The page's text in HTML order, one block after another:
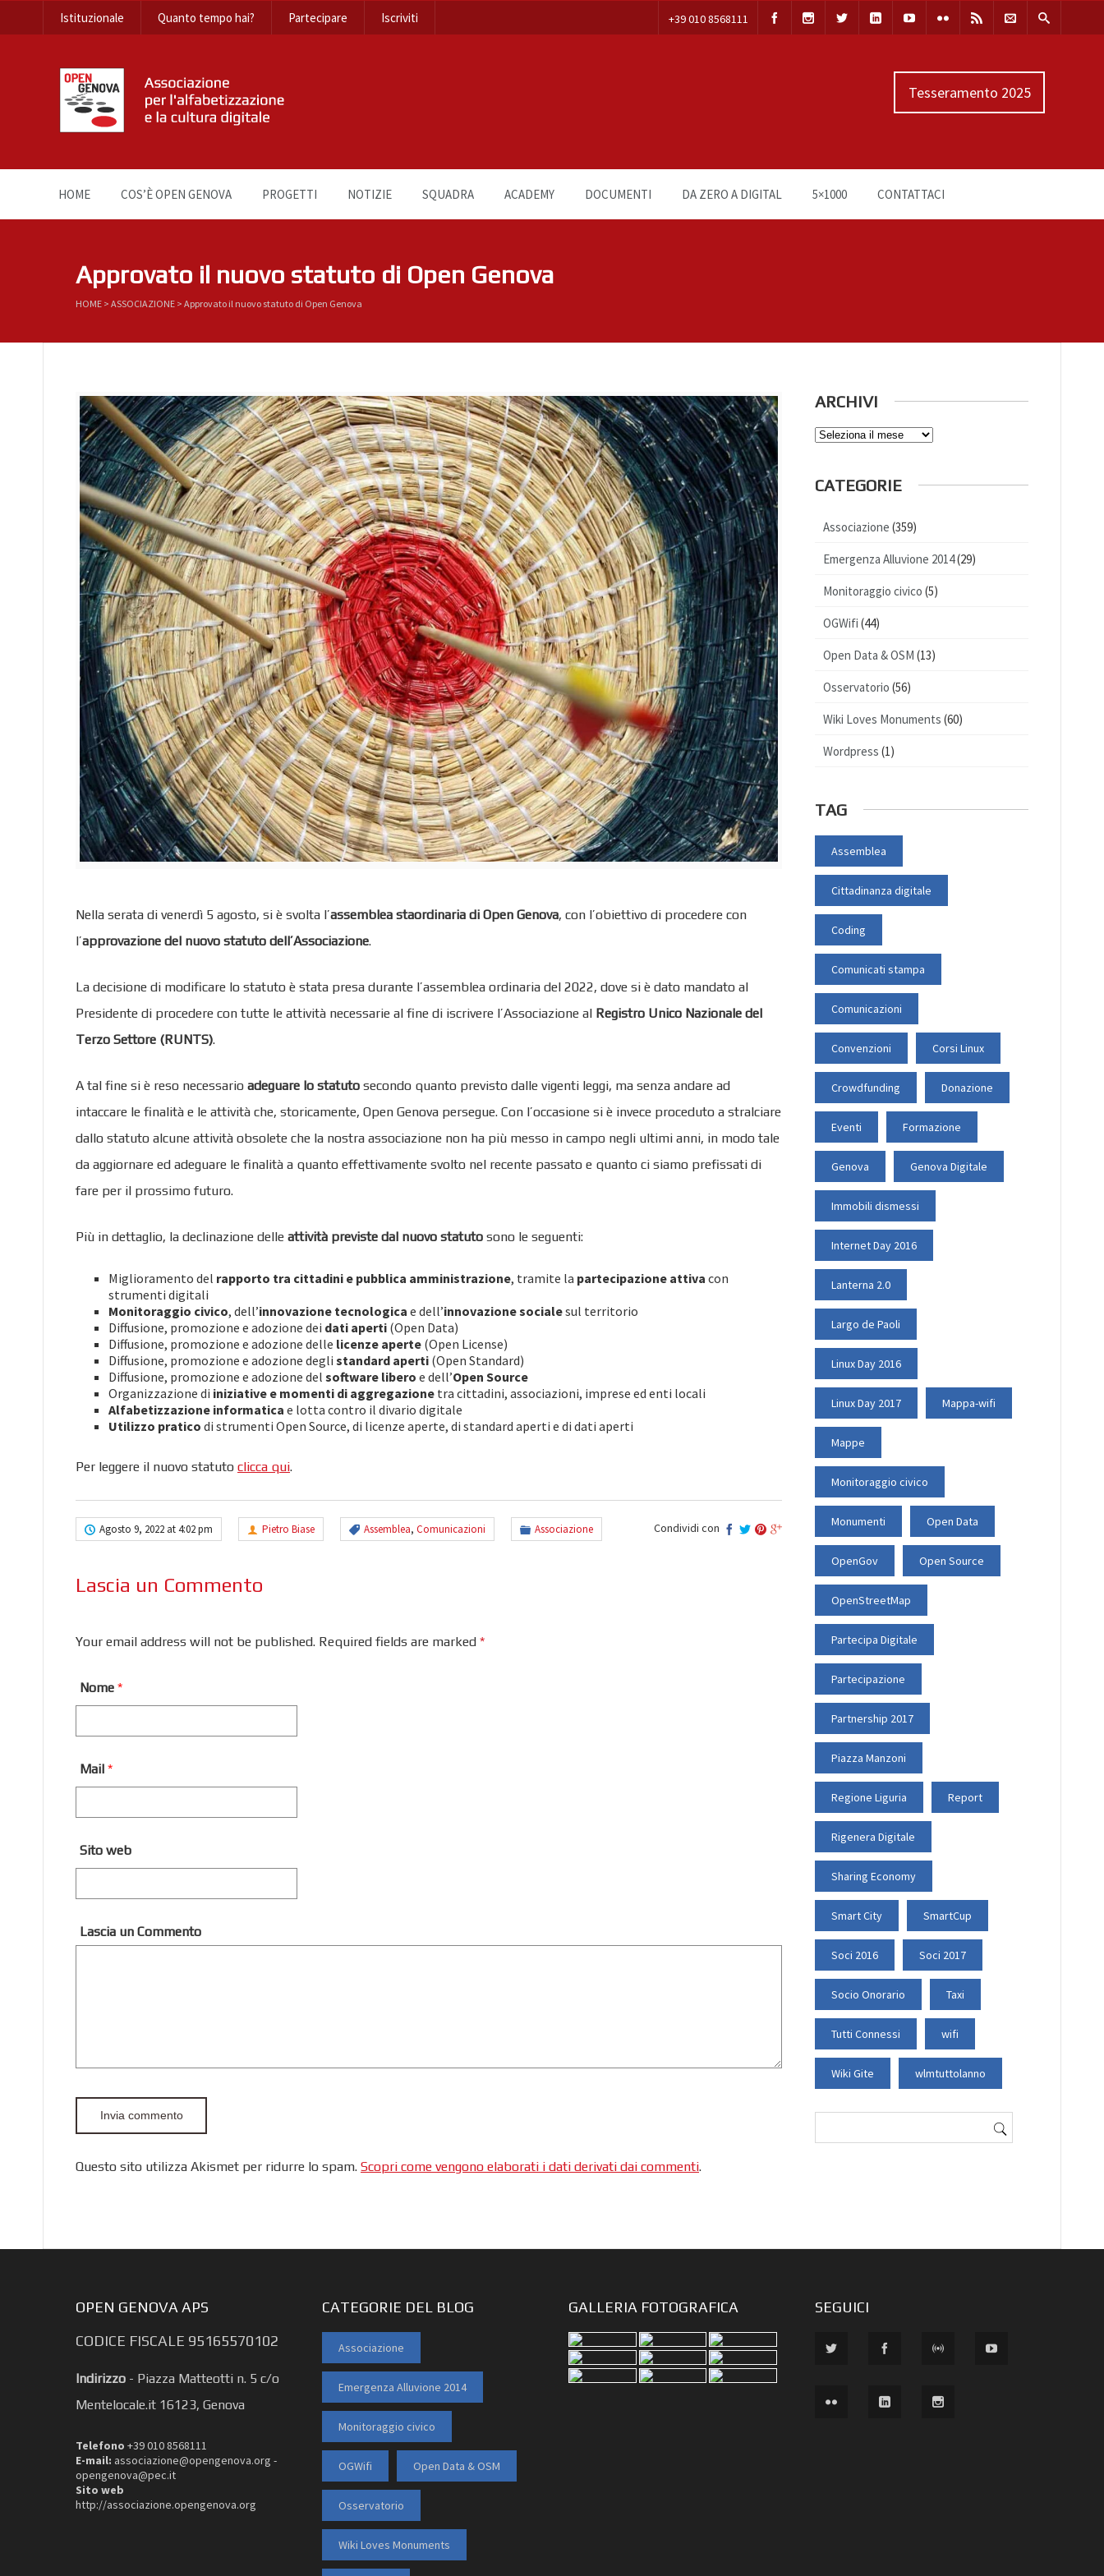
Istituzionale Quanto tempo hai? Partecipare Iscriviti +39 010 8568111
Tesseramento 2025
HOME COS’È OPEN GENOVA PROGETTI NOTIZIE SQUADRA ACADEMY DOCUMENTI DA ZERO A DIGITAL 5×1000 CONTATTACI
Approvato il nuovo statuto di Open Genova
HOME > ASSOCIAZIONE > Approvato il nuovo statuto di Open Genova
Nella serata di venerdì 5 agosto, si è svolta l’assemblea staordinaria di Open Genova, con l’obiettivo di procedere con
l’approvazione del nuovo statuto dell’Associazione.
La decisione di modificare lo statuto è stata presa durante l’assemblea ordinaria del 2022, dove si è dato mandato al
Presidente di procedere con tutte le attività necessarie al fine di iscrivere l’Associazione al Registro Unico Nazionale del
Terzo Settore (RUNTS).
A tal fine si è reso necessario adeguare lo statuto secondo quanto previsto dalle vigenti leggi, ma senza andare ad
intaccare le finalità e le attività che, storicamente, Open Genova persegue. Con l’occasione si è invece proceduto a stralciare
dallo statuto alcune attività obsolete che la nostra associazione non ha più messo in campo negli ultimi anni, in modo tale
da aggiornare ed adeguare le finalità a quanto effettivamente svolto nel recente passato e quanto ci siamo prefissati di
fare per il prossimo futuro.
Più in dettaglio, la declinazione delle attività previste dal nuovo statuto sono le seguenti:
Miglioramento del rapporto tra cittadini e pubblica amministrazione, tramite la partecipazione attiva con
strumenti digitali
Monitoraggio civico, dell’innovazione tecnologica e dell’innovazione socialesul territorio
Diffusione, promozione e adozione dei dati aperti (Open Data)
Diffusione, promozione e adozione delle licenze aperte (Open License)
Diffusione, promozione e adozione degli standard aperti (Open Standard)
Diffusione, promozione e adozione del software libero e dell’Open Source
Organizzazione di iniziative e momenti di aggregazione tra cittadini, associazioni, imprese ed enti locali
Alfabetizzazione informatica e lotta contro il divario digitale
Utilizzo pratico di strumenti Open Source, di licenze aperte, di standard aperti e di dati aperti
Per leggere il nuovo statuto clicca qui.
Agosto 9, 2022 at 4:02 pm Pietro Biase Assemblea, Comunicazioni Associazione Condividi con
Lascia un Commento
Your email address will not be published. Required fields are marked *
Nome *
Mail *
Sito web
Lascia un Commento
Questo sito utilizza Akismet per ridurre lo spam. Scopri come vengono elaborati i dati derivati dai commenti.
ARCHIVI
Archivi
CATEGORIE
Associazione (359)
Emergenza Alluvione 2014(29)
Monitoraggio civico (5)
OGWifi (44)
Open Data & OSM (13)
Osservatorio (56)
Wiki Loves Monuments (60)
Wordpress (1)
TAG
Assemblea
Cittadinanza digitale
Coding
Comunicati stampa
Comunicazioni
Convenzioni Corsi Linux
Crowdfunding Donazione
Eventi Formazione
Genova Genova Digitale
Immobili dismessi
Internet Day 2016
Lanterna 2.0
Largo de Paoli
Linux Day 2016
Linux Day 2017 Mappa-wifi
Mappe
Monitoraggio civico
Monumenti Open Data
OpenGov Open Source
OpenStreetMap
Partecipa Digitale
Partecipazione
Partnership 2017
Piazza Manzoni
Regione Liguria Report
Rigenera Digitale
Sharing Economy
Smart City SmartCup
Soci 2016 Soci 2017
Socio Onorario Taxi
Tutti Connessi wifi
Wiki Gite wlmtuttolanno
Ricerca
OPEN GENOVA APS
CODICE FISCALE 95165570102
Indirizzo - Piazza Matteotti n. 5 c/o
Mentelocale.it 16123, Genova
Telefono +39 010 8568111
E-mail: associazione@opengenova.org -
opengenova@pec.it
Sito web
http://associazione.opengenova.org
CATEGORIE DEL BLOG
Associazione
Emergenza Alluvione 2014
Monitoraggio civico
OGWifi Open Data & OSM
Osservatorio
Wiki Loves Monuments
GALLERIA FOTOGRAFICA SEGUICI